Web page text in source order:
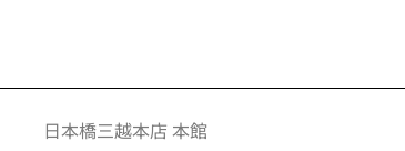
日本橋三越本店 本館